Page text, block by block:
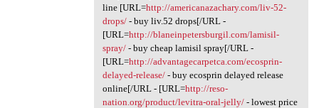
line [URL=http://americanazachary.com/liv-52-
drops/- buy liv.52 drops[/URL -
[URL=http://blaneinpetersburgil.com/lamisil-
spray/- buy cheap lamisil spray[/URL -
[URL=http://advantagecarpetca.com/ecosprin-
delayed-release/- buy ecosprin delayed release
online[/URL - [URL=http://reso-
nation.org/product/levitra-oral-jelly/- lowest price